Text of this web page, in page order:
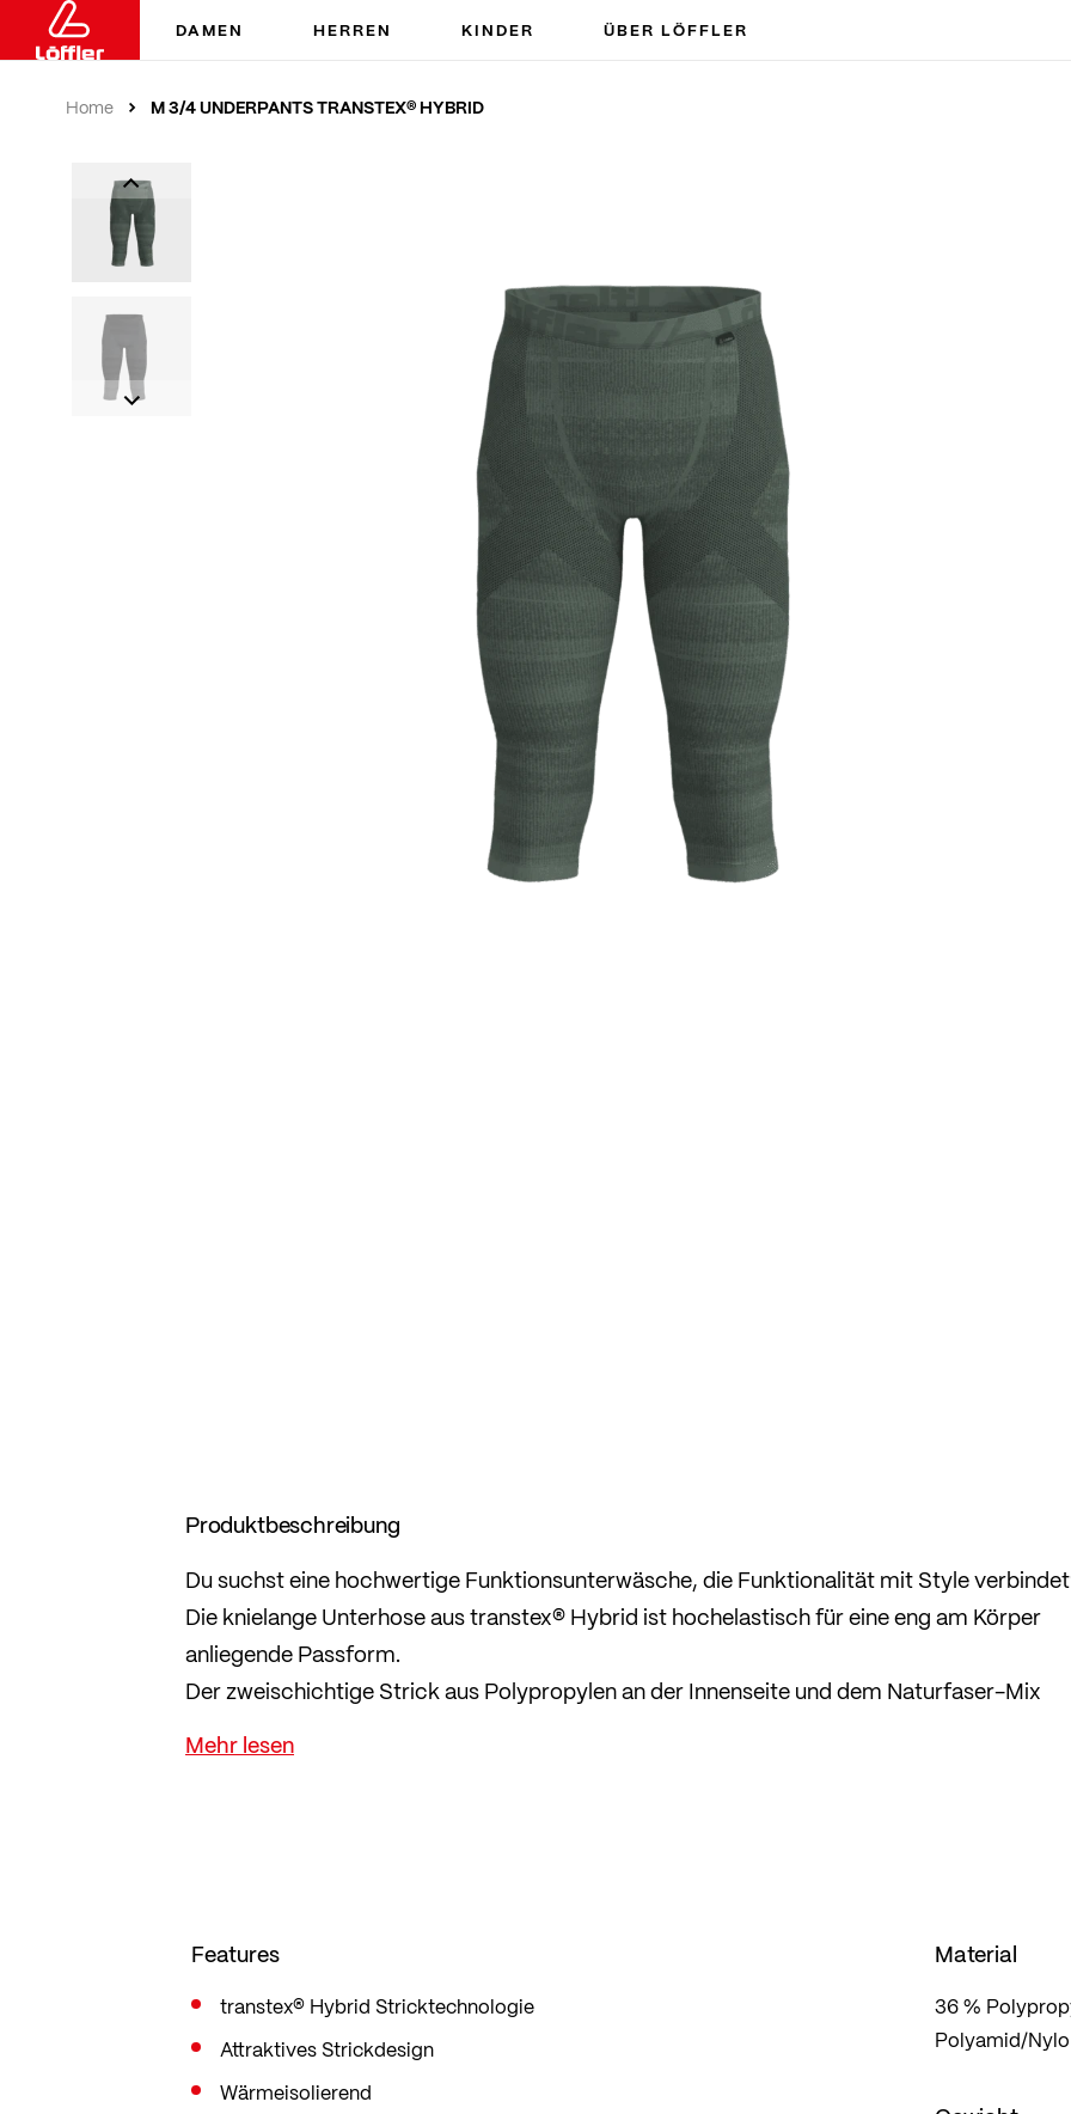
DAMEN HERREN KINDER ÜBER LÖFFLER
Home M 3/4 UNDERPANTS TRANSTEX® HYBRID
Produktbeschreibung
Du suchst eine hochwertige Funktionsunterwäsche, die Funktionalität mit Style
Die knielange Unterhose aus transtex® Hybrid ist hochelastisch für eine eng am Körper
anliegende Passform.
Der zweischichtige Strick aus Polypropylen an der Innenseite und dem Naturfaser-Mix
TENCEL™ und Baumwolle an der Außenseite bietet hohe Bewegungsfreiheit und ist sehr
angenehm auf der Haut.
Features
transtex® Hybrid Stricktechnologie
Attraktives Strickdesign
Wärmeisolierend
Material
36 %
Polyamid/